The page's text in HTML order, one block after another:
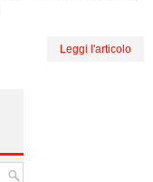
Leggi l'articolo